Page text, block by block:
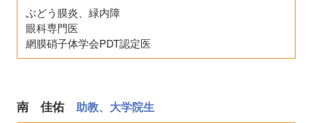
ぶどう膜炎、緑内障
眼科専門医
網膜硝子体学会PDT認定医
南 佳佑助教、大学院生